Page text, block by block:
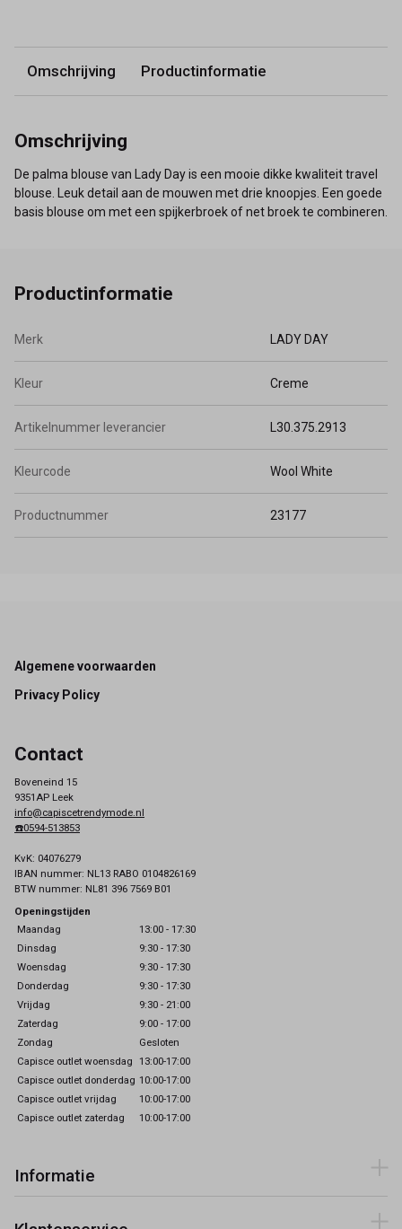
Omschrijving Productinformatie
Omschrijving
De palma blouse van Lady Day is een mooie dikke kwaliteit travel
blouse. Leuk detail aan de mouwen met drie knoopjes. Een goede
basis blouse om met een spijkerbroek of net broek te combineren.
Productinformatie
Merk LADY DAY
Kleur Creme
Artikelnummer leverancier L30.375.2913
Kleurcode Wool White
Productnummer 23177
Footer
Algemene voorwaarden
Privacy Policy
Contact
Boveneind 15
9351AP Leek
info@capiscetrendymode.nl
☎️0594-513853
KvK: 04076279
IBAN nummer: NL13 RABO 0104826169
BTW nummer: NL81 396 7569 B01
Openingstijden
Maandag
13:00 - 17:30
Dinsdag
9:30 - 17:30
Woensdag
9:30 - 17:30
Donderdag
9:30 - 17:30
Vrijdag
9:30 - 21:00
Zaterdag
9:00 - 17:00
Zondag
Gesloten
Capisce outlet woensdag 13:00-17:00
Capisce outlet donderdag 10:00-17:00
Capisce outlet vrijdag
10:00-17:00
Capisce outlet zaterdag
10:00-17:00
Informatie